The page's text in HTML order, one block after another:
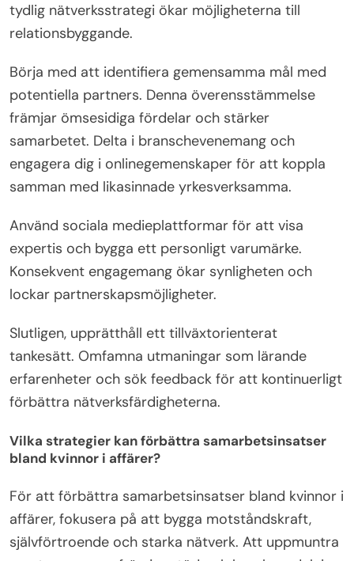
tydlig nätverksstrategi ökar möjligheterna till
relationsbyggande.
Börja med att identifiera gemensamma mål med
potentiella partners. Denna överensstämmelse
främjar ömsesidiga fördelar och stärker
samarbetet. Delta i branschevenemang och
engagera dig i onlinegemenskaper för att koppla
samman med likasinnade yrkesverksamma.
Använd sociala medieplattformar för att visa
expertis och bygga ett personligt varumärke.
Konsekvent engagemang ökar synligheten och
lockar partnerskapsmöjligheter.
Slutligen, upprätthåll ett tillväxtorienterat
tankesätt. Omfamna utmaningar som lärande
erfarenheter och sök feedback för att kontinuerligt
förbättra nätverksfärdigheterna.
Vilka strategier kan förbättra samarbetsinsatser
bland kvinnor i affärer?
För att förbättra samarbetsinsatser bland kvinnor i
affärer, fokusera på att bygga motståndskraft,
självförtroende och starka nätverk. Att uppmuntra